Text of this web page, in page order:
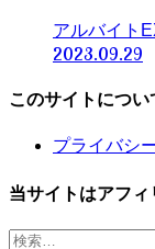
アルバイト
2023.09.29
このサイトについ
プライバシ
当サイトはアフ
検